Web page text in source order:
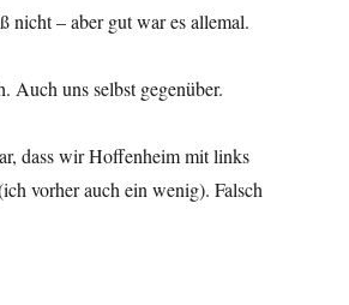
nicht – aber gut war es allemal.
Auch uns selbst gegenüber.
dass wir Hoffenheim mit links
vorher auch ein wenig). Falsch